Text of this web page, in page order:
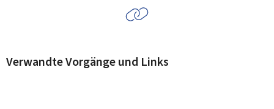
Verwandte Vorgänge und Links